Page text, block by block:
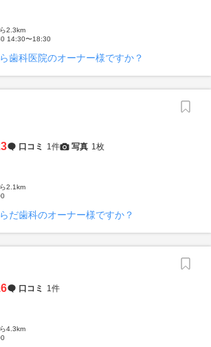
2.3km
14:30〜18:30
歯科医院のオーナー様ですか？
口コミ 1件 写真 1枚
2.1km
だ歯科のオーナー様ですか？
口コミ 1件
4.3km